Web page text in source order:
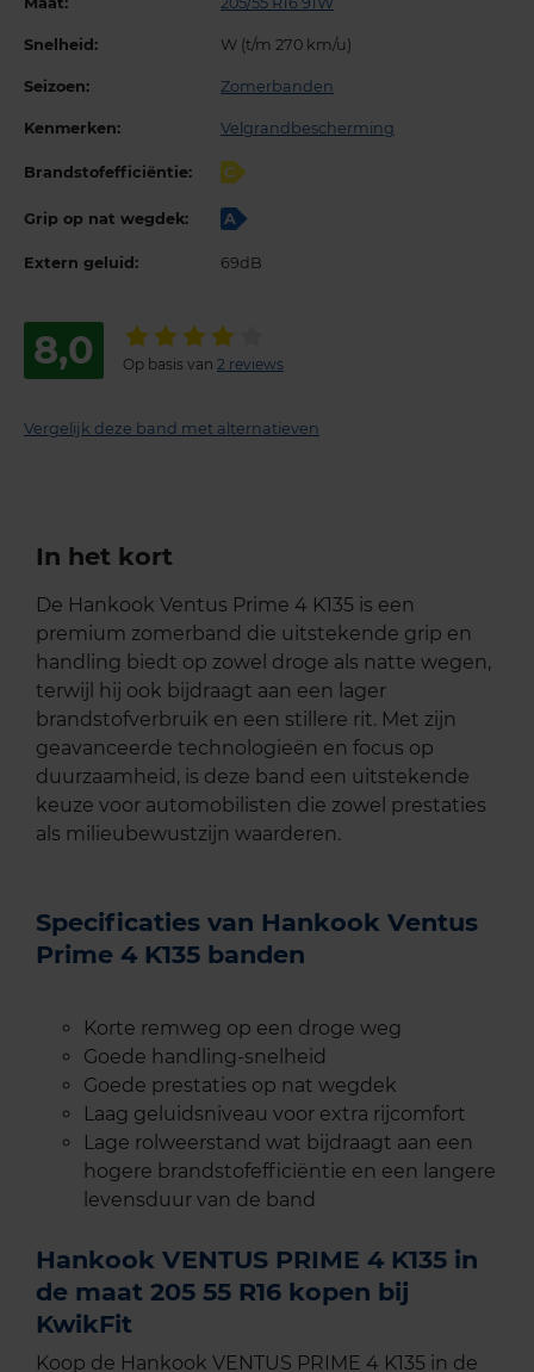
Snelheid: W (t/m 270 km/u)
Seizoen: Zomerbanden
Kenmerken: Velgrandbescherming
Brandstofefficiëntie: C
Grip op nat wegdek: A
Extern geluid: 69dB
8,0 Op basis van 2 reviews
Vergelijk deze band met alternatieven
In het kort
De Hankook Ventus Prime 4 K135 is een
premium zomerband die uitstekende grip en
handling biedt op zowel droge als natte wegen,
terwijl hij ook bijdraagt aan een lager
brandstofverbruik en een stillere rit. Met zijn
geavanceerde technologieën en focus op
duurzaamheid, is deze band een uitstekende
keuze voor automobilisten die zowel prestaties
als milieubewustzijn waarderen.
Specificaties van Hankook Ventus
Prime 4 K135 banden
Korte remweg op een droge weg
Goede handling-snelheid
Goede prestaties op nat wegdek
Laag geluidsniveau voor extra rijcomfort
Lage rolweerstand wat bijdraagt aan een
hogere brandstofefficiëntie en een langere
levensduur van de band
Hankook VENTUS PRIME 4 K135 in
de maat 205 55 R16 kopen bij
KwikFit
Koop de Hankook VENTUS PRIME 4 K135 in de